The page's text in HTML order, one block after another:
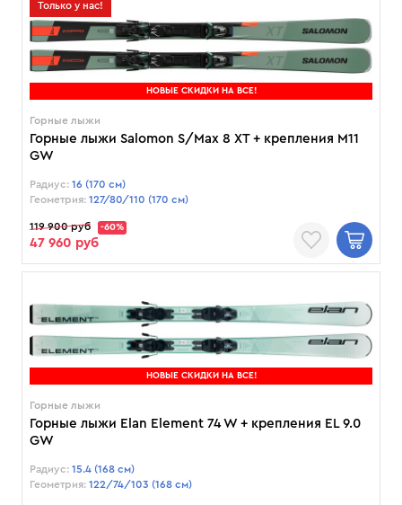
Только у нас!
НОВЫЕ СКИДКИ НА ВСЕ!
Горные лыжи
Горные лыжи Salomon S/Max 8 XT + крепления M11
GW
Радиус: 16 (170 см)
Геометрия: 127/80/110 (170 см)
119 900 руб -60%
47 960 руб
НОВЫЕ СКИДКИ НА ВСЕ!
Горные лыжи
Горные лыжи Elan Element 74 W + крепления EL 9.0
GW
Радиус: 15.4 (168 см)
Геометрия: 122/74/103 (168 см)